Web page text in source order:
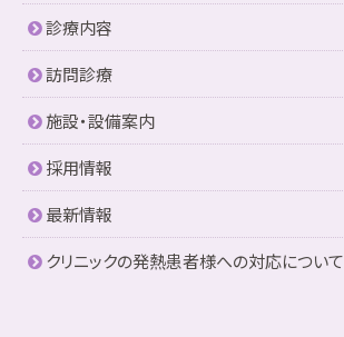
診療内容
訪問診療
施設・設備案内
採用情報
最新情報
クリニックの発熱患者様への対応について